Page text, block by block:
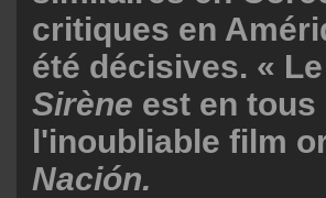
critiques en
été décisives. «
Sirène est en
l'inoubliable film
Nación.